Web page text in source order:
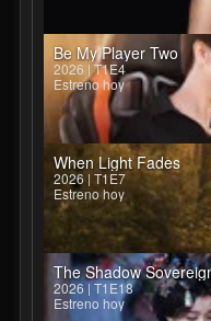
Be My Player Two
2026 | T1E4
Estreno hoy
When Light Fades
2026 | T1E7
Estreno hoy
The Shadow
2026 | T1E18
Estreno hoy